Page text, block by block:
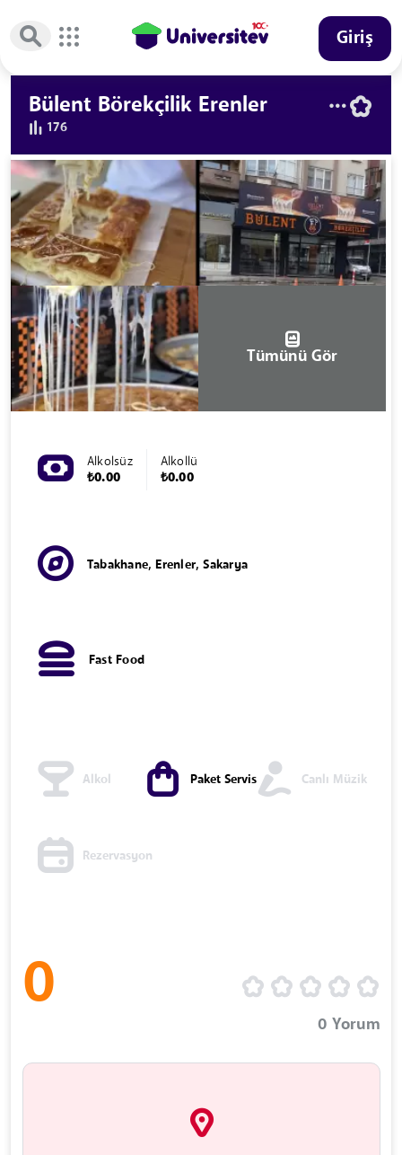
Giriş
Bülent Börekçilik Erenler
176
Tümünü Gör
Alkolsüz
₺0.00
Alkollü
₺0.00
Tabakhane, Erenler, Sakarya
Fast Food
Alkol Paket Servis Canlı Müzik
Rezervasyon
0
0 Yorum